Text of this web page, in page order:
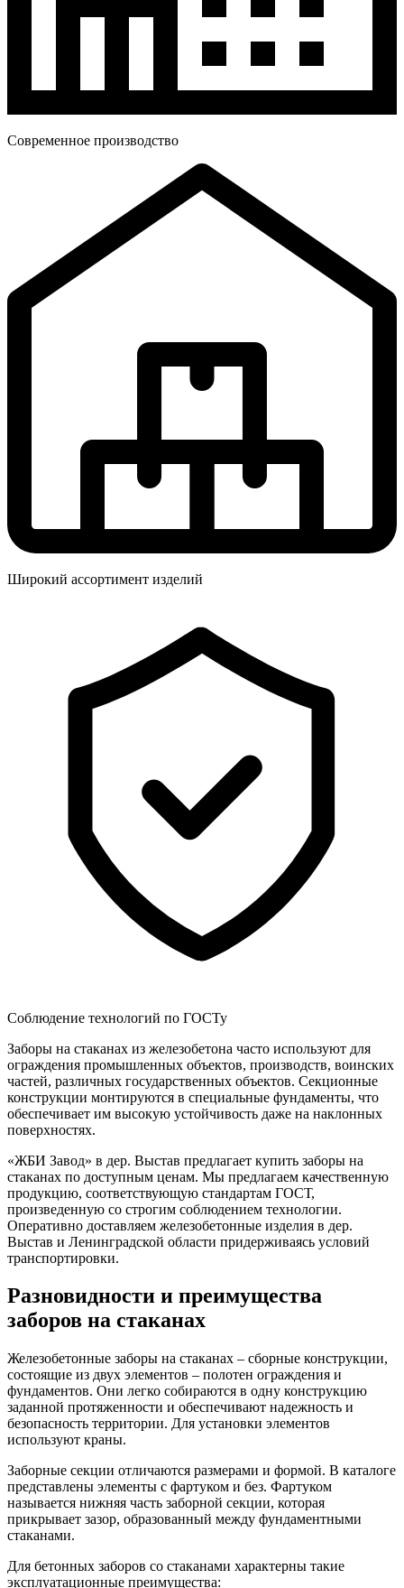
Современное производство
Широкий ассортимент изделий
Соблюдение технологий по ГОСТу
Заборы на стаканах из железобетона часто используют для
ограждения промышленных объектов, производств, воинских
частей, различных государственных объектов. Секционные
конструкции монтируются в специальные фундаменты, что
обеспечивает им высокую устойчивость даже на наклонных
поверхностях.
«ЖБИ Завод» в дер. Выстав предлагает купить заборы на
стаканах по доступным ценам. Мы предлагаем качественную
продукцию, соответствующую стандартам ГОСТ,
произведенную со строгим соблюдением технологии.
Оперативно доставляем железобетонные изделия в дер.
Выстав и Ленинградской области придерживаясь условий
транспортировки.
Разновидности и преимущества
заборов на стаканах
Железобетонные заборы на стаканах – сборные конструкции,
состоящие из двух элементов – полотен ограждения и
фундаментов. Они легко собираются в одну конструкцию
заданной протяженности и обеспечивают надежность и
безопасность территории. Для установки элементов
используют краны.
Заборные секции отличаются размерами и формой. В каталоге
представлены элементы с фартуком и без. Фартуком
называется нижняя часть заборной секции, которая
прикрывает зазор, образованный между фундаментными
стаканами.
Для бетонных заборов со стаканами характерны такие
эксплуатационные преимущества: